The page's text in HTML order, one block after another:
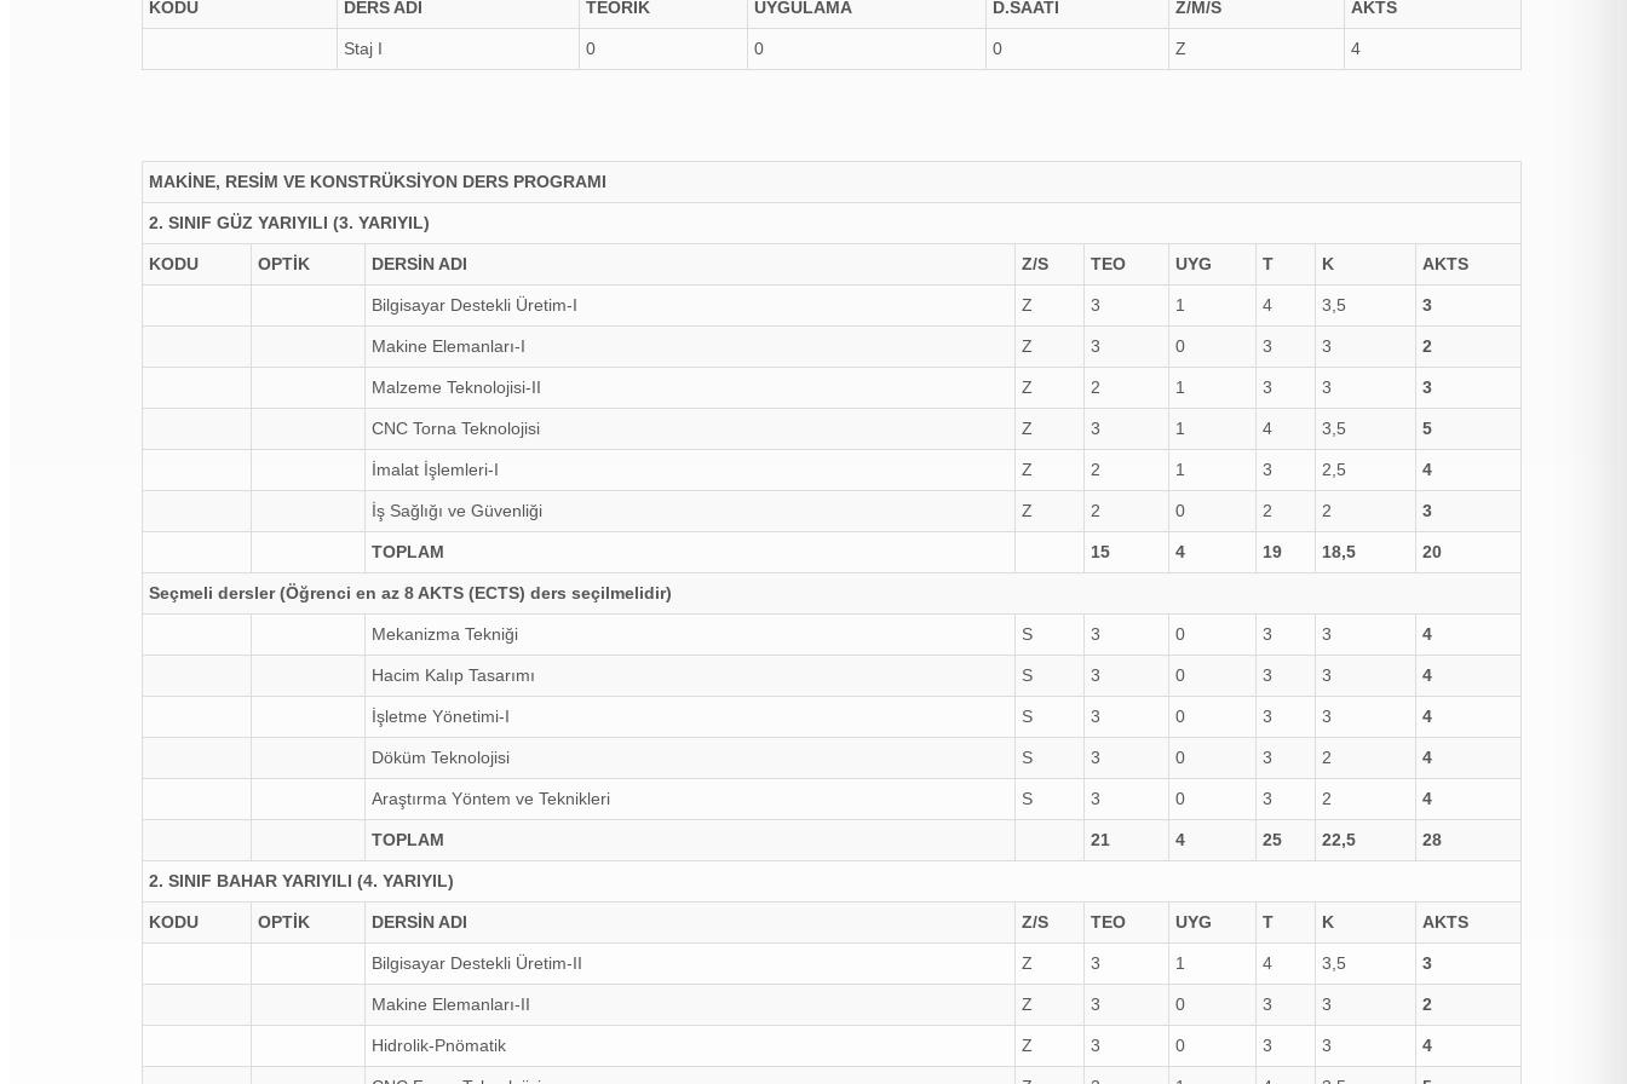
KODU DERS ADI TEORİK UYGULAMA D.SAATİ Z/M/S AKTS
Staj I 0 0 0 Z 4
MAKİNE, RESİM VE KONSTRÜKSİYON DERS PROGRAMI
2. SINIF GÜZ YARIYILI (3. YARIYIL)
KODU OPTİK DERSİN ADI Z/S TEO UYG T K AKTS
Bilgisayar Destekli Üretim-I Z 3 1 4 3,5 3
Makine Elemanları-I Z 3 0 3 3 2
Malzeme Teknolojisi-II Z 2 1 3 3 3
CNC Torna Teknolojisi Z 3 1 4 3,5 5
İmalat İşlemleri-I Z 2 1 3 2,5 4
İş Sağlığı ve Güvenliği Z 2 0 2 2 3
TOPLAM 15 4 19 18,5 20
Seçmeli dersler (Öğrenci en az 8 AKTS (ECTS) ders seçilmelidir)
Mekanizma Tekniği S 3 0 3 3 4
Hacim Kalıp Tasarımı S 3 0 3 3 4
İşletme Yönetimi-I S 3 0 3 3 4
Döküm Teknolojisi S 3 0 3 2 4
Araştırma Yöntem ve Teknikleri S 3 0 3 2 4
TOPLAM 21 4 25 22,5 28
2. SINIF BAHAR YARIYILI (4. YARIYIL)
KODU OPTİK DERSİN ADI Z/S TEO UYG T K AKTS
Bilgisayar Destekli Üretim-II Z 3 1 4 3,5 3
Makine Elemanları-II Z 3 0 3 3 2
Hidrolik-Pnömatik Z 3 0 3 3 4